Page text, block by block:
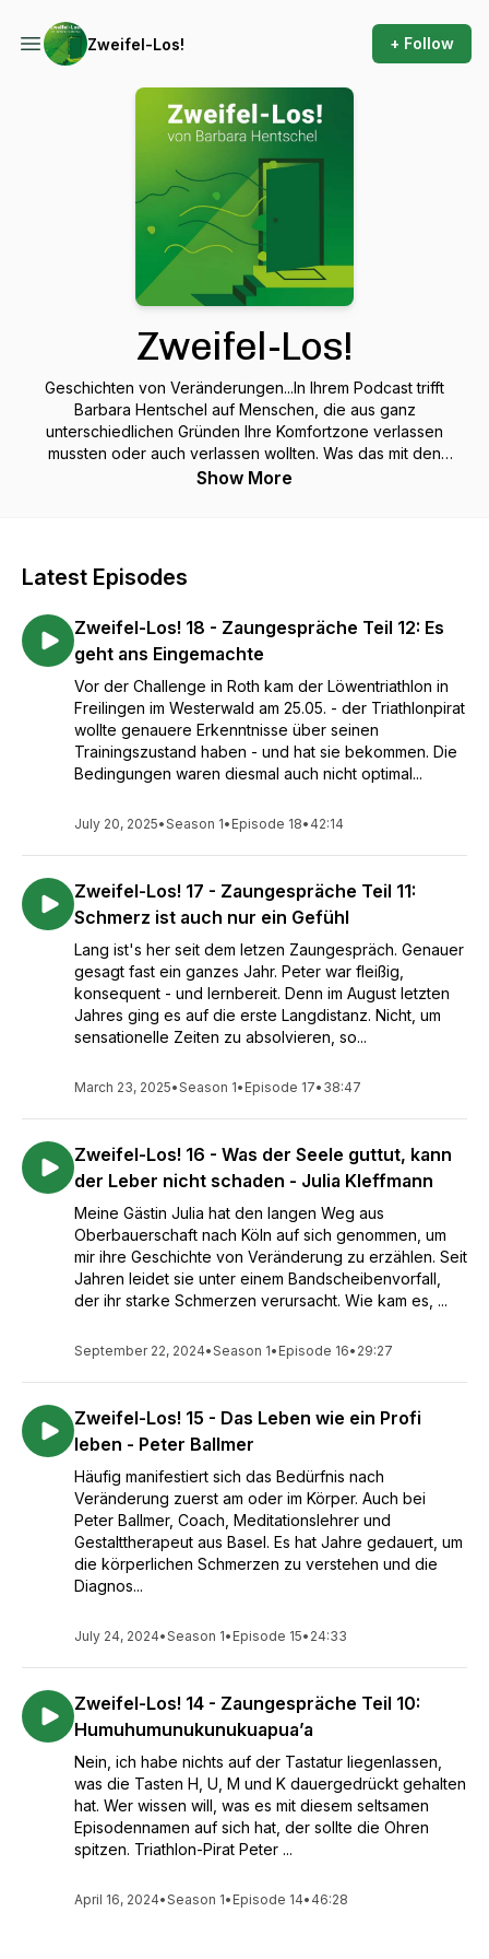
Zweifel-Los! + Follow
Zweifel-Los!
Geschichten von Veränderungen...In Ihrem Podcast trifft
Barbara Hentschel auf Menschen, die aus ganz
unterschiedlichen Gründen Ihre Komfortzone verlassen
mussten oder auch verlassen wollten. Was das mit den
Menschen machte, was sie dabei aufgegeben und was sie
Show More
Latest Episodes
Zweifel-Los! 18 - Zaungespräche Teil 12: Es
geht ans Eingemachte
Vor der Challenge in Roth kam der Löwentriathlon in
Freilingen im Westerwald am 25.05. - der Triathlonpirat
wollte genauere Erkenntnisse über seinen
Trainingszustand haben - und hat sie bekommen. Die
Bedingungen waren diesmal auch nicht optimal...
July 20, 2025•Season 1• Episode 18• 42:14
Zweifel-Los! 17 - Zaungespräche Teil 11:
Schmerz ist auch nur ein Gefühl
Lang ist's her seit dem letzen Zaungespräch. Genauer
gesagt fast ein ganzes Jahr. Peter war fleißig,
konsequent - und lernbereit. Denn im August letzten
Jahres ging es auf die erste Langdistanz. Nicht, um
sensationelle Zeiten zu absolvieren, so...
March 23, 2025•Season 1• Episode 17• 38:47
Zweifel-Los! 16 - Was der Seele guttut, kann
der Leber nicht schaden - Julia Kleffmann
Meine Gästin Julia hat den langen Weg aus
Oberbauerschaft nach Köln auf sich genommen, um
mir ihre Geschichte von Veränderung zu erzählen. Seit
Jahren leidet sie unter einem Bandscheibenvorfall,
der ihr starke Schmerzen verursacht. Wie kam es, ...
September 22, 2024•Season 1• Episode 16• 29:27
Zweifel-Los! 15 - Das Leben wie ein Profi
leben - Peter Ballmer
Häufig manifestiert sich das Bedürfnis nach
Veränderung zuerst am oder im Körper. Auch bei
Peter Ballmer, Coach, Meditationslehrer und
Gestalttherapeut aus Basel. Es hat Jahre gedauert, um
die körperlichen Schmerzen zu verstehen und die
Diagnos...
July 24, 2024•Season 1• Episode 15• 24:33
Zweifel-Los! 14 - Zaungespräche Teil 10:
Humuhumunukunukuapua’a
Nein, ich habe nichts auf der Tastatur liegenlassen,
was die Tasten H, U, M und K dauergedrückt gehalten
hat. Wer wissen will, was es mit diesem seltsamen
Episodennamen auf sich hat, der sollte die Ohren
spitzen. Triathlon-Pirat Peter ...
April 16, 2024•Season 1• Episode 14• 46:28